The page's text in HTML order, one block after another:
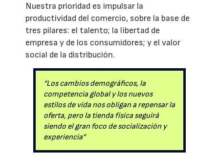
Nuestra prioridad es impulsar la
productividad del comercio, sobre la base de
tres pilares: el talento; la libertad de
empresa y de los consumidores; y el valor
social de la distribución.
“Los cambios demográficos, la
competencia global y los nuevos
estilos de vida nos obligan a repensar la
oferta, pero la tienda física seguirá
siendo el gran foco de socialización y
experiencia”